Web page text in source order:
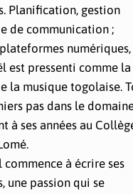
Planification, gestion
de communication ;
numériques,
est pressenti comme la
la musique togolaise.
pas dans le
à ses années au
à écrire ses
une passion qui se